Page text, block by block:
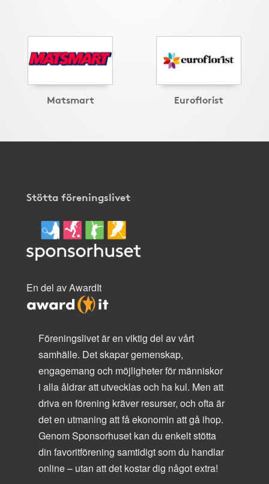
Matsmart Euroflorist
Stötta föreningslivet
En del av AwardIt
Föreningslivet är en viktig del av vårt
samhälle. Det skapar gemenskap,
engagemang och möjligheter för människor
i alla åldrar att utvecklas och ha kul. Men att
driva en förening kräver resurser, och ofta är
det en utmaning att få ekonomin att gå ihop.
Genom Sponsorhuset kan du enkelt stötta
din favoritförening samtidigt som du handlar
online – utan att det kostar dig något extra!